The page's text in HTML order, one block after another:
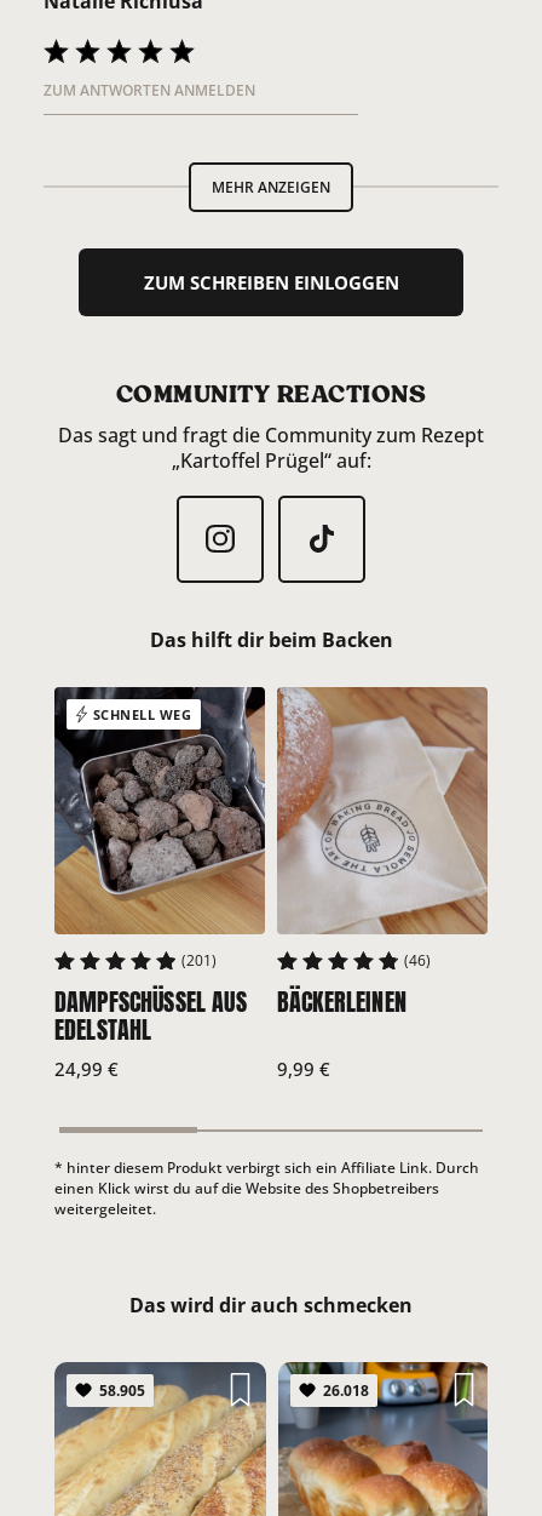
ZUM ANTWORTEN ANMELDEN
MEHR ANZEIGEN
ZUM SCHREIBEN EINLOGGEN
COMMUNITY REACTIONS
Das sagt und fragt die Community zum Rezept
„Kartoffel Prügel“ auf:
Das hilft dir beim Backen
SCHNELL WEG
4.95
(201)
DAMPFSCHÜSSEL AUS
EDELSTAHL
24,99 €
4.91
(46)
BÄCKERLEINEN
9,99 €
* hinter diesem Produkt verbirgt sich ein Affiliate Link. Durch
einen Klick wirst du auf die Website des Shopbetreibers
weitergeleitet.
Das wird dir auch schmecken
58.905 26.018